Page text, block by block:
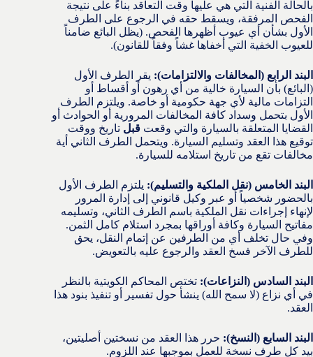
بالحالة الفنية التي هي عليها وقت التعاقد بناءً على نتيجة
الفحص المرفقة، ويسقط حقه في الرجوع على الطرف
الأول بشأن أي عيوب أظهرها الفحص. (يظل البائع ضامناً
للعيوب الخفية التي أخفاها غشاً وفقاً للقانون).
البند الرابع (المخالفات والالتزامات): يقر الطرف الأول
(البائع) بأن السيارة خالية من أي رهون أو أقساط أو
التزامات مالية لأي جهة حكومية أو خاصة. ويلتزم الطرف
الأول بتحمل وسداد كافة المخالفات المرورية أو الحوادث أو
القضايا المتعلقة بالسيارة والتي وقعت قبل تاريخ ووقت
توقيع هذا العقد وتسليم السيارة. ويتحمل الطرف الثاني أية
مخالفات تقع من تاريخ استلامه للسيارة.
البند الخامس (نقل الملكية والتسليم): يلتزم الطرف الأول
بالحضور شخصياً أو عبر وكيل قانوني إلى إدارة المرور
لإنهاء إجراءات نقل الملكية باسم الطرف الثاني، وتسليمه
مفاتيح السيارة وكافة أوراقها بمجرد استلام كامل الثمن.
وفي حال تخلف أي من الطرفين عن إتمام النقل، يحق
للطرف الآخر فسخ العقد والرجوع عليه بالتعويض.
البند السادس (النزاعات): تختص المحاكم الكويتية بالنظر
في أي نزاع (لا سمح الله) ينشأ حول تفسير أو تنفيذ بنود هذا
العقد.
البند السابع (النسخ): حرر هذا العقد من نسختين أصليتين،
بيد كل طرف نسخة للعمل بموجبها عند اللزوم.